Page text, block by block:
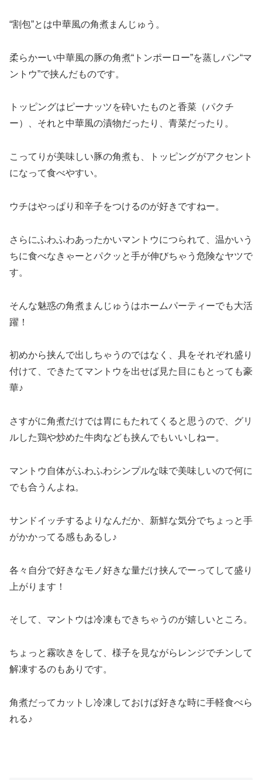
“割包”とは中華風の角煮まんじゅう。
柔らかーい中華風の豚の角煮“トンポーロー”を蒸しパン“マ
ントウ”で挟んだものです。
トッピングはピーナッツを砕いたものと香菜（パクチ
ー）、それと中華風の漬物だったり、青菜だったり。
こってりが美味しい豚の角煮も、トッピングがアクセント
になって食べやすい。
ウチはやっぱり和辛子をつけるのが好きですねー。
さらにふわふわあったかいマントウにつられて、温かいう
ちに食べなきゃーとパクッと手が伸びちゃう危険なヤツで
す。
そんな魅惑の角煮まんじゅうはホームパーティーでも大活
躍！
初めから挟んで出しちゃうのではなく、具をそれぞれ盛り
付けて、できたてマントウを出せば見た目にもとっても豪
華♪
さすがに角煮だけでは胃にもたれてくると思うので、グリ
ルした鶏や炒めた牛肉なども挟んでもいいしねー。
マントウ自体がふわふわシンプルな味で美味しいので何に
でも合うんよね。
サンドイッチするよりなんだか、新鮮な気分でちょっと手
がかかってる感もあるし♪
各々自分で好きなモノ好きな量だけ挟んでーってして盛り
上がります！
そして、マントウは冷凍もできちゃうのが嬉しいところ。
ちょっと霧吹きをして、様子を見ながらレンジでチンして
解凍するのもありです。
角煮だってカットし冷凍しておけば好きな時に手軽食べら
れる♪